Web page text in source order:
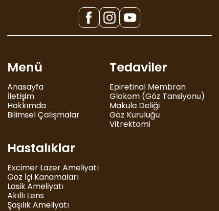
Menü
Anasayfa
İletişim
Hakkımda
Bilimsel Çalışmalar
Tedaviler
Epiretinal Membran
Glokom (Göz Tansiyonu)
Makula Deliği
Göz Kuruluğu
Vitrektomi
Hastalıklar
Excimer Lazer Ameliyatı
Göz İçi Kanamaları
Lasik Ameliyatı
Akıllı Lens
Şaşılık Ameliyatı